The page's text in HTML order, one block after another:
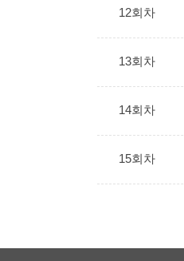
12회차
13회차
14회차
15회차